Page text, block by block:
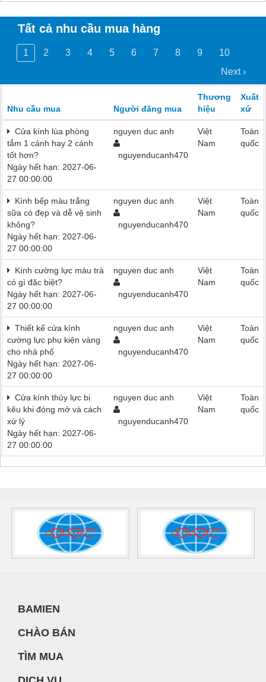
Tất cả nhu cầu mua hàng
1 2 3 4 5 6 7 8 9
10
Next ›
Nhu cầu mua Người đăng mua
Thương
hiệu
Xuất
xứ
Cửa kính lùa phòng
tắm 1 cánh hay 2 cánh
tốt hơn?
Ngày hết hạn: 2027-06-
27 00:00:00
nguyen duc anh
nguyenducanh470
Việt
Nam
Toàn
quốc
Kính bếp màu trắng
sữa có đẹp và dễ vệ sinh
không?
Ngày hết hạn: 2027-06-
27 00:00:00
nguyen duc anh
nguyenducanh470
Việt
Nam
Toàn
quốc
Kính cường lực màu trà
có gì đặc biệt?
Ngày hết hạn: 2027-06-
27 00:00:00
nguyen duc anh
nguyenducanh470
Việt
Nam
Toàn
quốc
Thiết kế cửa kính
cường lực phụ kiện vàng
cho nhà phố
Ngày hết hạn: 2027-06-
27 00:00:00
nguyen duc anh
nguyenducanh470
Việt
Nam
Toàn
quốc
Cửa kính thủy lực bị
kêu khi đóng mở và cách
xử lý
Ngày hết hạn: 2027-06-
27 00:00:00
nguyen duc anh
nguyenducanh470
Việt
Nam
Toàn
quốc
BAMIEN
CHÀO BÁN
TÌM MUA